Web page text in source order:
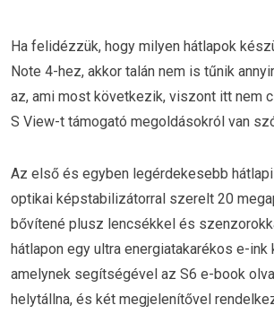
Ha felidézzük, hogy milyen hátlapok
Note 4-hez, akkor talán nem is tűnik
az, ami most következik, viszont itt nem
S View-t támogató megoldásokról van
Az első és egyben legérdekesebb
optikai képstabilizátorral szerelt 20
bővítené plusz lencsékkel és
hátlapon egy ultra energiatakarékos e-ink
amelynek segítségével az S6 e-book
helytállna, és két megjelenítővel